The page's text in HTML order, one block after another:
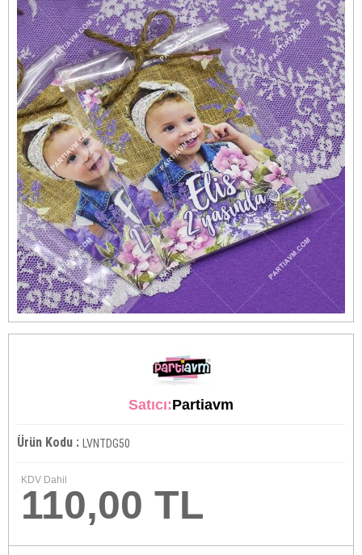
Satıcı:Partiavm
Ürün Kodu : LVNTDG50
KDV Dahil
110,00 TL